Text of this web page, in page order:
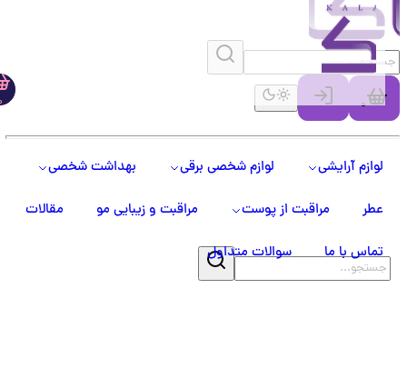
0
لوازم آرایشی لوازم شخصی برقی بهداشت شخصی
مراقبت از پوست مراقبت و زیبایی مو مقالات
تماس با ما سوالات متداول